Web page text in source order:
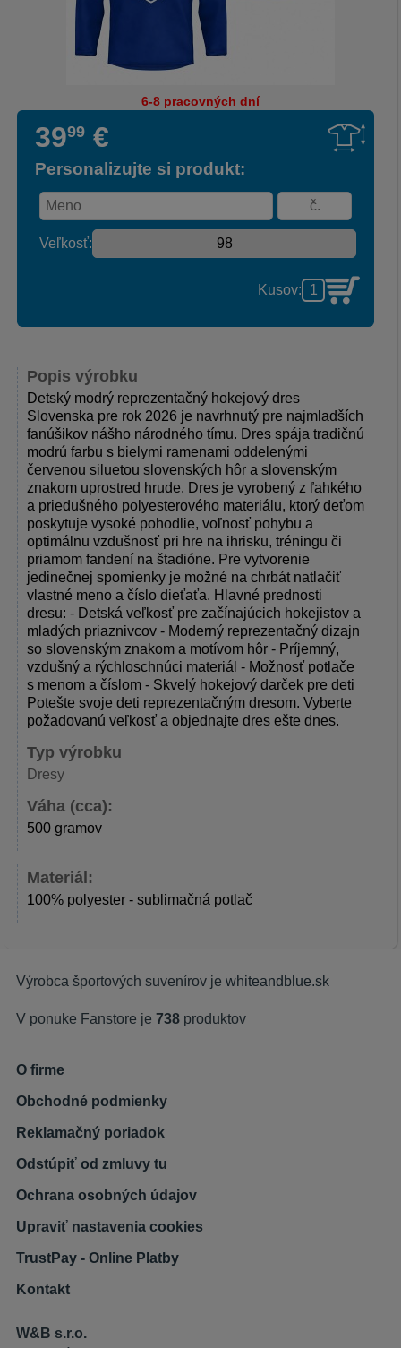
6-8 pracovných dní
Popis výrobku
Detský modrý reprezentačný hokejový dres
Slovenska pre rok 2026 je navrhnutý pre najmladších
fanúšikov nášho národného tímu. Dres spája tradičnú
modrú farbu s bielymi ramenami oddelenými
červenou siluetou slovenských hôr a slovenským
znakom uprostred hrude. Dres je vyrobený z ľahkého
a priedušného polyesterového materiálu, ktorý deťom
poskytuje vysoké pohodlie, voľnosť pohybu a
optimálnu vzdušnosť pri hre na ihrisku, tréningu či
priamom fandení na štadióne. Pre vytvorenie
jedinečnej spomienky je možné na chrbát natlačiť
vlastné meno a číslo dieťaťa. Hlavné prednosti
dresu: - Detská veľkosť pre začínajúcich hokejistov a
mladých priaznivcov - Moderný reprezentačný dizajn
so slovenským znakom a motívom hôr - Príjemný,
vzdušný a rýchloschnúci materiál - Možnosť potlače
s menom a číslom - Skvelý hokejový darček pre deti
Potešte svoje deti reprezentačným dresom. Vyberte
požadovanú veľkosť a objednajte dres ešte dnes.
Typ výrobku
Dresy
Váha (cca):
500 gramov
Materiál:
100% polyester - sublimačná potlač
3999 €
Personalizujte si produkt:
Veľkosť:
Kusov:
Výrobca športových suvenírov je whiteandblue.sk
V ponuke Fanstore je 738 produktov
O firme
Obchodné podmienky
Reklamačný poriadok
Odstúpiť od zmluvy tu
Ochrana osobných údajov
Upraviť nastavenia cookies
TrustPay - Online Platby
Kontakt
W&B s.r.o.